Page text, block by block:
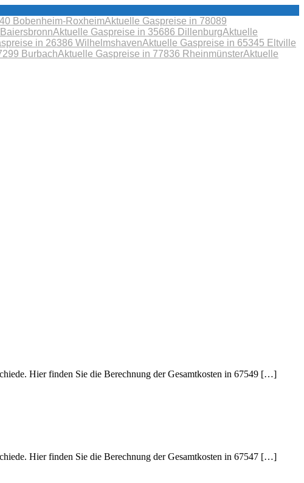
Bobenheim-RoxheimAktuelle Gaspreise in 78089
Aktuelle Gaspreise in 35686 DillenburgAktuelle
in 26386 WilhelmshavenAktuelle Gaspreise in 65345 Eltville
BurbachAktuelle Gaspreise in 77836 RheinmünsterAktuelle
Hier finden Sie die Berechnung der Gesamtkosten in 67549 […]
Hier finden Sie die Berechnung der Gesamtkosten in 67547 […]